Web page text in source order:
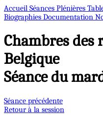
Accueil Séances Plénières
Biographies Documentation
Chambres des
Belgique
Séance du
Séance précédente
Retour à la session